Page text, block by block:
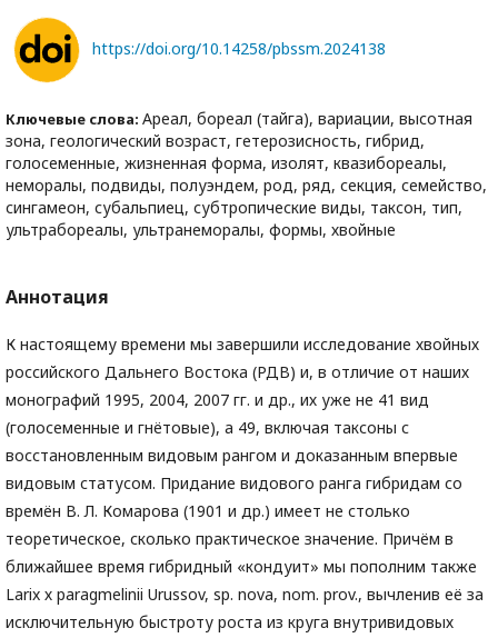
https://doi.org/10.14258/pbssm.2024138
Ключевые слова: Ареал, бореал (тайга), вариации, высотная
зона, геологический возраст, гетерозисность, гибрид,
голосеменные, жизненная форма, изолят, квазибореалы,
неморалы, подвиды, полуэндем, род, ряд, секция, семейство,
сингамеон, субальпиец, субтропические виды, таксон, тип,
ультрабореалы, ультранеморалы, формы, хвойные
Аннотация
К настоящему времени мы завершили исследование хвойных
российского Дальнего Востока (РДВ) и, в отличие от наших
монографий 1995, 2004, 2007 гг. и др., их уже не 41 вид
(голосеменные и гнётовые), а 49, включая таксоны с
восстановленным видовым рангом и доказанным впервые
видовым статусом. Придание видового ранга гибридам со
времён В. Л. Комарова (1901 и др.) имеет не столько
теоретическое, сколько практическое значение. Причём в
ближайшее время гибридный «кондуит» мы пополним также
Larix х paragmelinii Urussov, sp. nova, nom. prov., вычленив её за
исключительную быстроту роста из круга внутривидовых